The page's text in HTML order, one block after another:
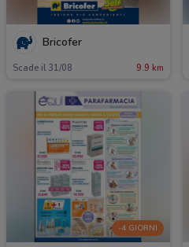
Bricofer
Scade il 31/08 9.9 km
-4 GIORNI